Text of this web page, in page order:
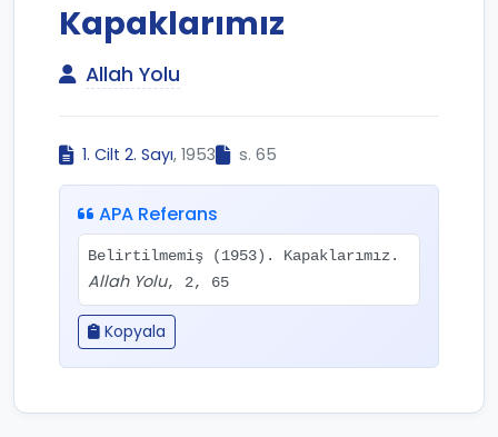
Kapaklarımız
Allah Yolu
1. Cilt 2. Sayı, 1953 s. 65
APA Referans
Belirtilmemiş (1953). Kapaklarımız.
Allah Yolu, 2, 65
Kopyala